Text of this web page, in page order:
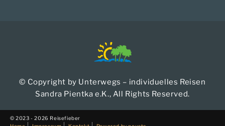
© Copyright by Unterwegs – individuelles Reisen
Sandra Pientka e.K., All Rights Reserved.
© 2023 - 2026 Reisefieber